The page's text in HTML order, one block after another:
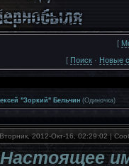
[
[ Поиск · Новые
"Зоркий" Бельчин (Одиночка)
2012-Окт-16, 02:29:02 |
Настоящее